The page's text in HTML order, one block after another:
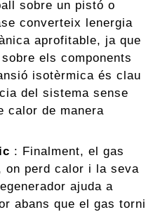
sobre un pistó o
converteix lenergia
aprofitable, ja que
els components
isotèrmica és clau
del sistema sense
calor de manera
: Finalment, el gas
on perd calor i la seva
ajuda a
abans que el gas torni